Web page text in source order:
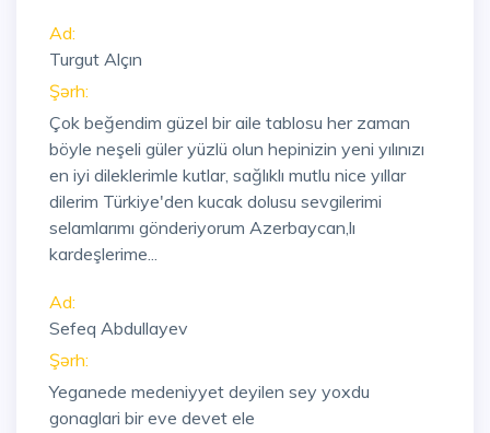
Ad:
Turgut Alçın
Şərh:
Çok beğendim güzel bir aile tablosu her zaman
böyle neşeli güler yüzlü olun hepinizin yeni yılınızı
en iyi dileklerimle kutlar, sağlıklı mutlu nice yıllar
dilerim Türkiye'den kucak dolusu sevgilerimi
selamlarımı gönderiyorum Azerbaycan,lı
kardeşlerime...
Ad:
Sefeq Abdullayev
Şərh:
Yeganede medeniyyet deyilen sey yoxdu
gonaglari bir eve devet ele